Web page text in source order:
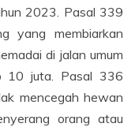
2023. Pasal 339
yang membiarkan
di jalan umum
10 juta. Pasal 336
mencegah hewan
orang atau